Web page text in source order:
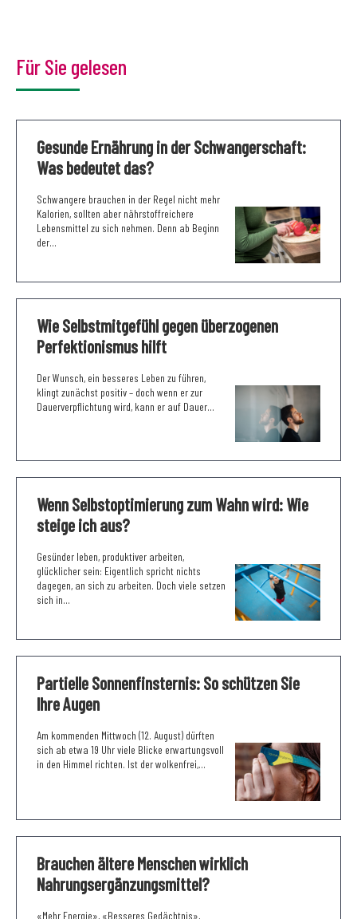
Für Sie gelesen
Gesunde Ernährung in der Schwangerschaft:
Was bedeutet das?
Schwangere brauchen in der Regel nicht mehr
Kalorien, sollten aber nährstoffreichere
Lebensmittel zu sich nehmen. Denn ab Beginn
der...
Wie Selbstmitgefühl gegen überzogenen
Perfektionismus hilft
Der Wunsch, ein besseres Leben zu führen,
klingt zunächst positiv – doch wenn er zur
Dauerverpflichtung wird, kann er auf Dauer...
Wenn Selbstoptimierung zum Wahn wird: Wie
steige ich aus?
Gesünder leben, produktiver arbeiten,
glücklicher sein: Eigentlich spricht nichts
dagegen, an sich zu arbeiten. Doch viele setzen
sich in...
Partielle Sonnenfinsternis: So schützen Sie
Ihre Augen
Am kommenden Mittwoch (12. August) dürften
sich ab etwa 19 Uhr viele Blicke erwartungsvoll
in den Himmel richten. Ist der wolkenfrei,...
Brauchen ältere Menschen wirklich
Nahrungsergänzungsmittel?
«Mehr Energie», «Besseres Gedächtnis»,